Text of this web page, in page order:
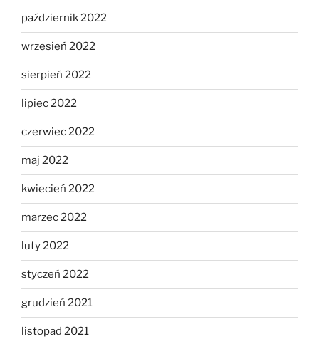
październik 2022
wrzesień 2022
sierpień 2022
lipiec 2022
czerwiec 2022
maj 2022
kwiecień 2022
marzec 2022
luty 2022
styczeń 2022
grudzień 2021
listopad 2021